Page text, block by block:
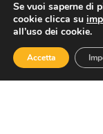
Se vuoi saperne di
cookie clicca su
all’uso dei cookie.
Accetta